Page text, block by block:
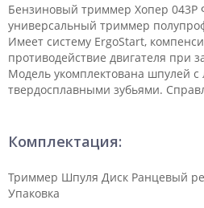
Бензиновый триммер Хопер 043Р
универсальный триммер
Имеет систему ErgoStart,
противодействие двигателя при
Модель укомплектована шпулей с
твердосплавными зубьями.
Комплектация:
Триммер Шпуля Диск Ранцевый
Упаковка